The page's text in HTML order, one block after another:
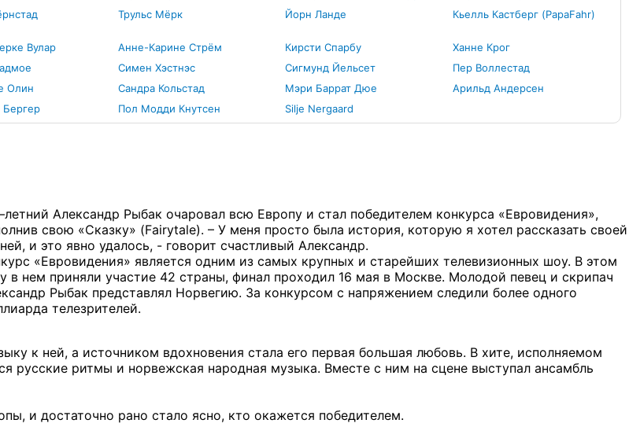
Трульс Мёрк Йорн Ланде Кьелль Кастберг (PapaFahr)
Вулар Анне-Карине Стрём Кирсти Спарбу
Ханне Крог
Симен Хэстнэс Сигмунд Йельсет
Пер Воллестад
Олин Сандра Кольстад Мэри Баррат Дюе
Арильд Андерсен
Бергер Пол Модди Кнутсен Silje Nergaard
Александр Рыбак очаровал всю Европу и стал победителем конкурса «Евровидения»,
свою «Сказку» (Fairytale). – У меня просто была история, которую я хотел рассказать своей
и это явно удалось, - говорит счастливый Александр.
«Евровидения» является одним из самых крупных и старейших телевизионных шоу. В этом
в нем приняли участие 42 страны, финал проходил 16 мая в Москве. Молодой певец и скрипач
Рыбак представлял Норвегию. За конкурсом с напряжением следили более одного
телезрителей.
к ней, а источником вдохновения стала его первая большая любовь. В хите, исполняемом
русские ритмы и норвежская народная музыка. Вместе с ним на сцене выступал ансамбль
и достаточно рано стало ясно, кто окажется победителем.